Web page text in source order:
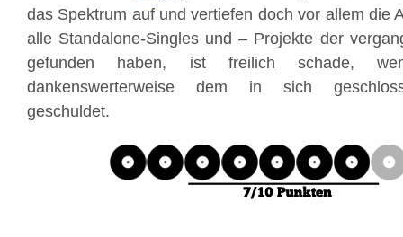
das Spektrum auf und vertiefen doch vor allem die
alle Standalone-Singles und – Projekte der
gefunden haben, ist freilich schade,
dankenswerterweise dem in sich
geschuldet.